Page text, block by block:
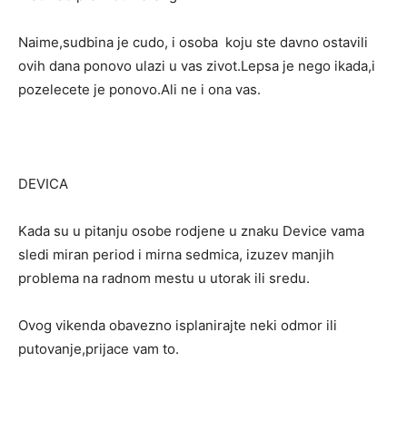
Naime,sudbina je cudo, i osoba koju ste davno ostavili
ovih dana ponovo ulazi u vas zivot.Lepsa je nego ikada,i
pozelecete je ponovo.Ali ne i ona vas.
DEVICA
Kada su u pitanju osobe rodjene u znaku Device vama
sledi miran period i mirna sedmica, izuzev manjih
problema na radnom mestu u utorak ili sredu.
Ovog vikenda obavezno isplanirajte neki odmor ili
putovanje,prijace vam to.